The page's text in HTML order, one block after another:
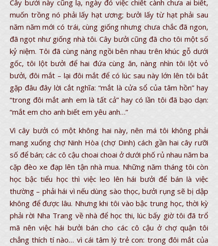
Cây bưởi này cũng lạ, ngày đó việc chiết cành chưa ai biết,
muốn trồng nó phải lấy hạt ương; bưởi lấy từ hạt phải sau
năm năm mới có trái, cùng giống nhưng chưa chắc đã ngon,
đã ngọt như giống nhà tôi. Cây bưởi cũng đã cho tôi một số
kỷ niệm. Tôi đã cùng nàng ngồi bên nhau trên khúc gỗ dưới
gốc, tôi lột bưởi để hai đứa cùng ăn, nàng nhìn tôi lột vỏ
bưởi, đôi mắt – lại đôi mắt để có lúc sau này lớn lên tôi bắt
gặp đâu đây lời cắt nghĩa: “mắt là cửa sổ của tâm hồn” hay
“trong đôi mắt anh em là tất cả” hay có lần tôi đã bạo dạn:
“mắt em cho anh biết em yêu anh…”
Vì cây bưởi có một không hai này, nên má tôi không phải
mang xuống chợ Ninh Hòa (chợ Dinh) cách gần hai cây rưỡi
số để bán; các cô cậu choai choai ở dưới phố rủ nhau năm ba
cặp đèo xe đạp lên tận nhà mua. Những năm tháng tôi còn
học bậc tiểu học thì việc leo lên hái bưởi để bán là việc
thường – phải hái vì nếu dùng sào thọc, bưởi rụng sẽ bị dập
không để được lâu. Nhưng khi tôi vào bậc trung học, thời kỳ
phải rời Nha Trang về nhà để học thi, lúc bấy giờ tôi đã trổ
mã nên việc hái bưởi bán cho các cô cậu ở chợ quận tôi
chẳng thích tí nào… vì cái tâm lý trẻ con: trong đôi mắt của